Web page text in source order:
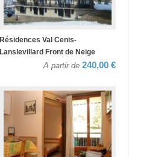
Résidences Val Cenis-
Lanslevillard Front de Neige
A partir de 240,00 €